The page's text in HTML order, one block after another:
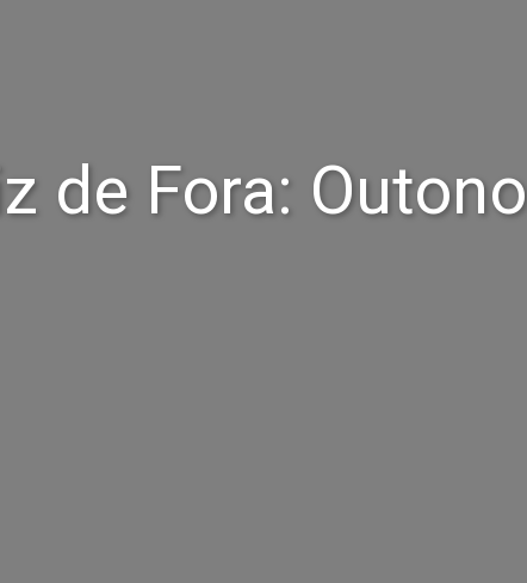
de Fora: Outono